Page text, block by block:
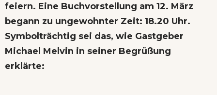
feiern. Eine Buchvorstellung am 12. März
begann zu ungewohnter Zeit: 18.20 Uhr.
Symbolträchtig sei das, wie Gastgeber
Michael Melvin in seiner Begrüßung
erklärte: